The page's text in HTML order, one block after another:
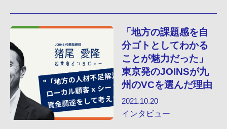
「地方の課題感を自
分ゴトとしてわかる
ことが魅力だった」
東京発のJOINSが九
州のVCを選んだ理由
2021.10.20
インタビュー